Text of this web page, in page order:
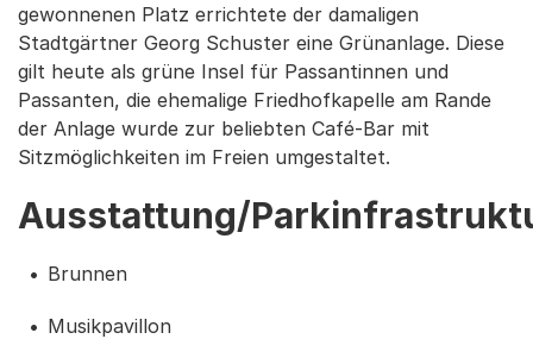
gewonnenen Platz errichtete der damaligen
Stadtgärtner Georg Schuster eine Grünanlage. Diese
gilt heute als grüne Insel für Passantinnen und
Passanten, die ehemalige Friedhofkapelle am Rande
der Anlage wurde zur beliebten Café-Bar mit
Sitzmöglichkeiten im Freien umgestaltet.
Ausstattung/
Brunnen
Musikpavillon